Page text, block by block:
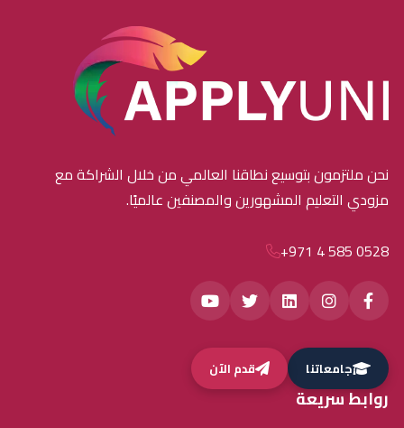
نحن ملتزمون بتوسيع نطاقنا العالمي من خلال الشراكة مع
مزودي التعليم المشهورين والمصنفين عالميًا.
+971 4 585 0528
جامعاتنا قدم الآن
روابط سريعة